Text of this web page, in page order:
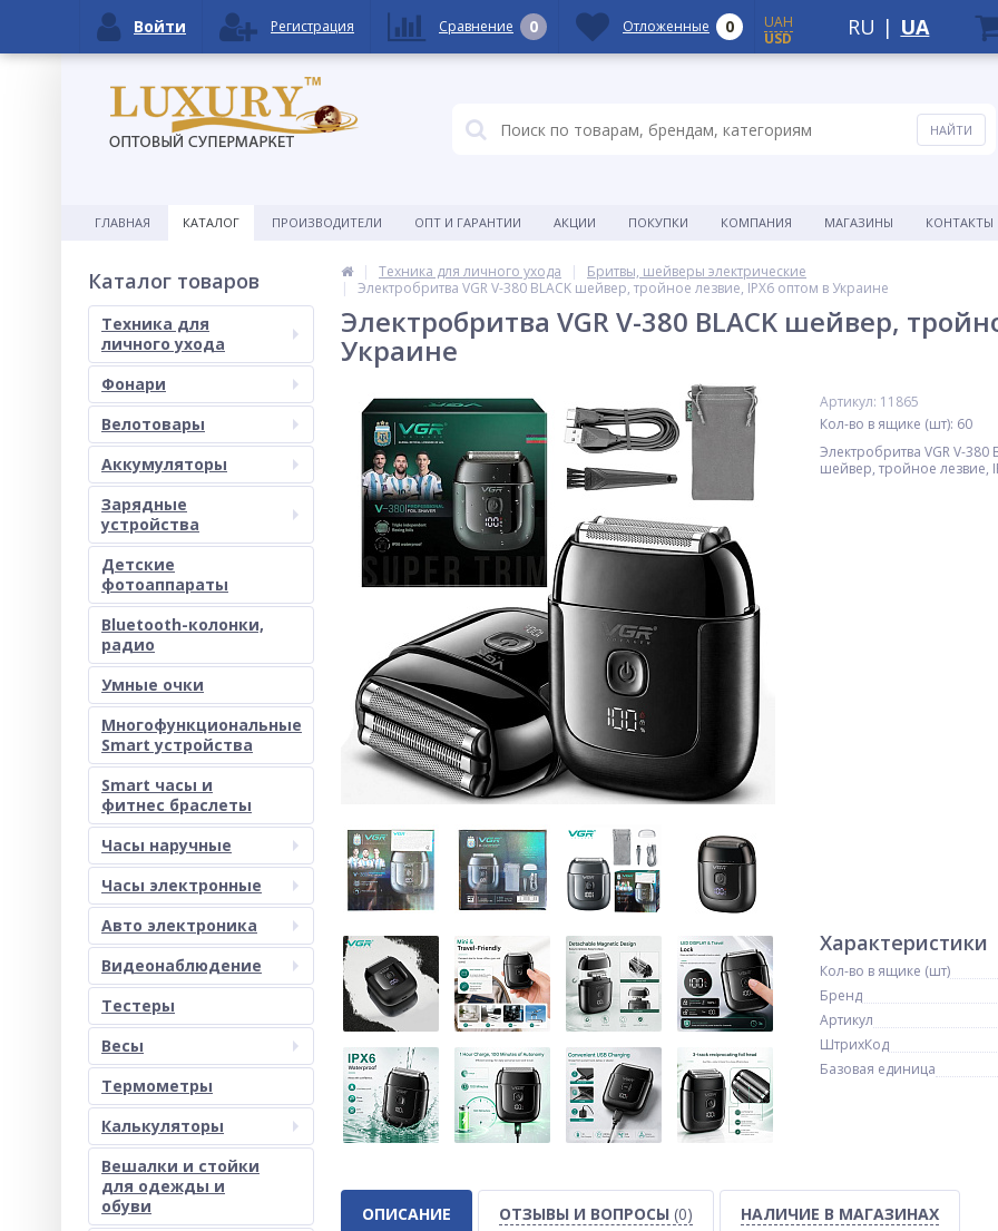
ГЛАВНАЯ КАТАЛОГ ПРОИЗВОДИТЕЛИ ОПТ И ГАРАНТИИ АКЦИИ ПОКУПКИ КОМПАНИЯ МАГАЗИНЫ КОНТАКТЫ
Каталог товаров
Техника для
личного ухода
Фонари
Велотовары
Аккумуляторы
Зарядные
устройства
Детские
фотоаппараты
Bluetooth-колонки,
радио
Умные очки
Многофункциональные
Smart устройства
Smart часы и
фитнес браслеты
Часы наручные
Часы электронные
Авто электроника
Видеонаблюдение
Тестеры
Весы
Термометры
Калькуляторы
Вешалки и стойки
для одежды и
обуви
Техника для личного ухода
Бритвы, шейверы электрические
Электробритва VGR V-380 BLACK шейвер, тройное лезвие, IPX6 оптом в Украине
Электробритва VGR V-380 BLACK шейвер,
Украине
Артикул: 11865
Кол-во в ящике (шт): 60
Электробритва VGR V-380
шейвер, тройное лезвие,
Характеристики
Кол-во в ящике (шт)
Бренд
Артикул
ШтрихКод
Базовая единица
ОПИСАНИЕ ОТЗЫВЫ И ВОПРОСЫ (0) НАЛИЧИЕ В МАГАЗИНАХ
Войти Регистрация Сравнение 0 Отложенные 0
UAH
USD
RU | UA